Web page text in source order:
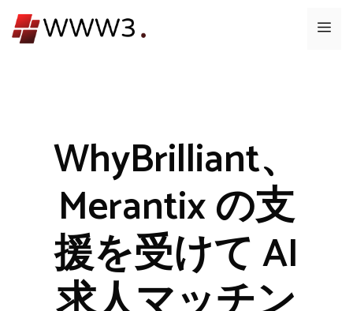
ン
メ
WhyBrilliant、
Merantix の支
援を受けて AI